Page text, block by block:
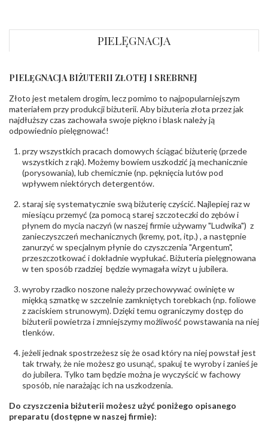
KAMIENIE
Rodzaje
kamieni:
Cyrkonia
Liczba kamieni:
Cyrkonia - 3 szt.
Szlif kamieni:
(łącznie)
INNE PARAMETRY
odpowiedzialny:
Opole; NIP 7542889545; Tel. +48 77 54 90 100;
biuro@stelmach.pl
Bezpieczeństwo
- rodzaj
ostrzeżenia:
Nie nadaje się dla dzieci w wieku poniżej 3 lat
,Elementy w wyrobie wykonane z białego złota
zawierają nikiel
PIELĘGNACJA
PIELĘGNACJA BIŻUTERII ZŁOTEJ I SREBRNEJ
Złoto jest metalem drogim, lecz pomimo to najpopularniejszym
materiałem przy produkcji biżuterii. Aby biżuteria złota przez jak
najdłuższy czas zachowała swoje piękno i blask należy ją
odpowiednio pielęgnować!
przy wszystkich pracach domowych ściągać biżuterię (przede
wszystkich z rąk). Możemy bowiem uszkodzić ją mechanicznie
(porysowania), lub chemicznie (np. pęknięcia lutów pod
wpływem niektórych detergentów.
staraj się systematycznie swą biżuterię czyścić. Najlepiej raz w
miesiącu przemyć (za pomocą starej szczoteczki do zębów i
płynem do mycia naczyń (w naszej firmie używamy "Ludwika") z
zanieczyszczeń mechanicznych (kremy, pot, itp.) , a następnie
zanurzyć w specjalnym płynie do czyszczenia "Argentum",
przeszczotkować i dokładnie wypłukać. Biżuteria pielęgnowana
w ten sposób rzadziej będzie wymagała wizyt u jubilera.
wyroby rzadko noszone należy przechowywać owinięte w
miękką szmatkę w szczelnie zamkniętych torebkach (np. foliowe
z zaciskiem strunowym). Dzięki temu ograniczymy dostęp do
biżuterii powietrza i zmniejszymy możliwość powstawania na niej
tlenków.
jeżeli jednak spostrzeżesz się że osad który na niej powstał jest
tak trwały, że nie możesz go usunąć, spakuj te wyroby i zanieś je
do jubilera. Tylko tam będzie można je wyczyścić w fachowy
sposób, nie narażając ich na uszkodzenia.
Do czyszczenia biżuterii możesz użyć poniżego opisanego
preparatu (dostępne w naszej firmie):